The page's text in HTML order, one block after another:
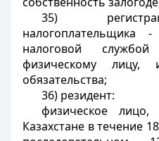
35)
налогоплательщика
налоговой
физическому лицу,
обязательства;
36) резидент:
физическое
Казахстане в течение